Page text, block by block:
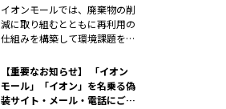
イオンモールでは、廃棄物の削
減に取り組むとともに再利用の
仕組みを構築して環境課題を解
【重要なお知らせ】 「イオン
モール」「イオン」を名乗る偽
装サイト・メール・電話にご注